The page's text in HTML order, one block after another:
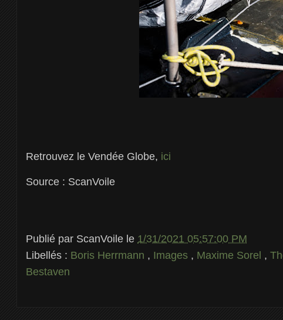
Retrouvez le Vendée Globe, ici
Source : ScanVoile
Publié par ScanVoile le 1/31/2021 05:57:00 PM
Libellés : Boris Herrmann , Images , Maxime Sorel ,
Bestaven